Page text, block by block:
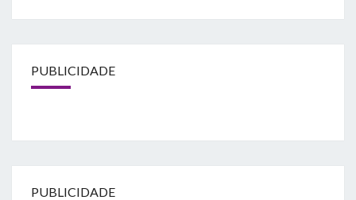
PUBLICIDADE
PUBLICIDADE